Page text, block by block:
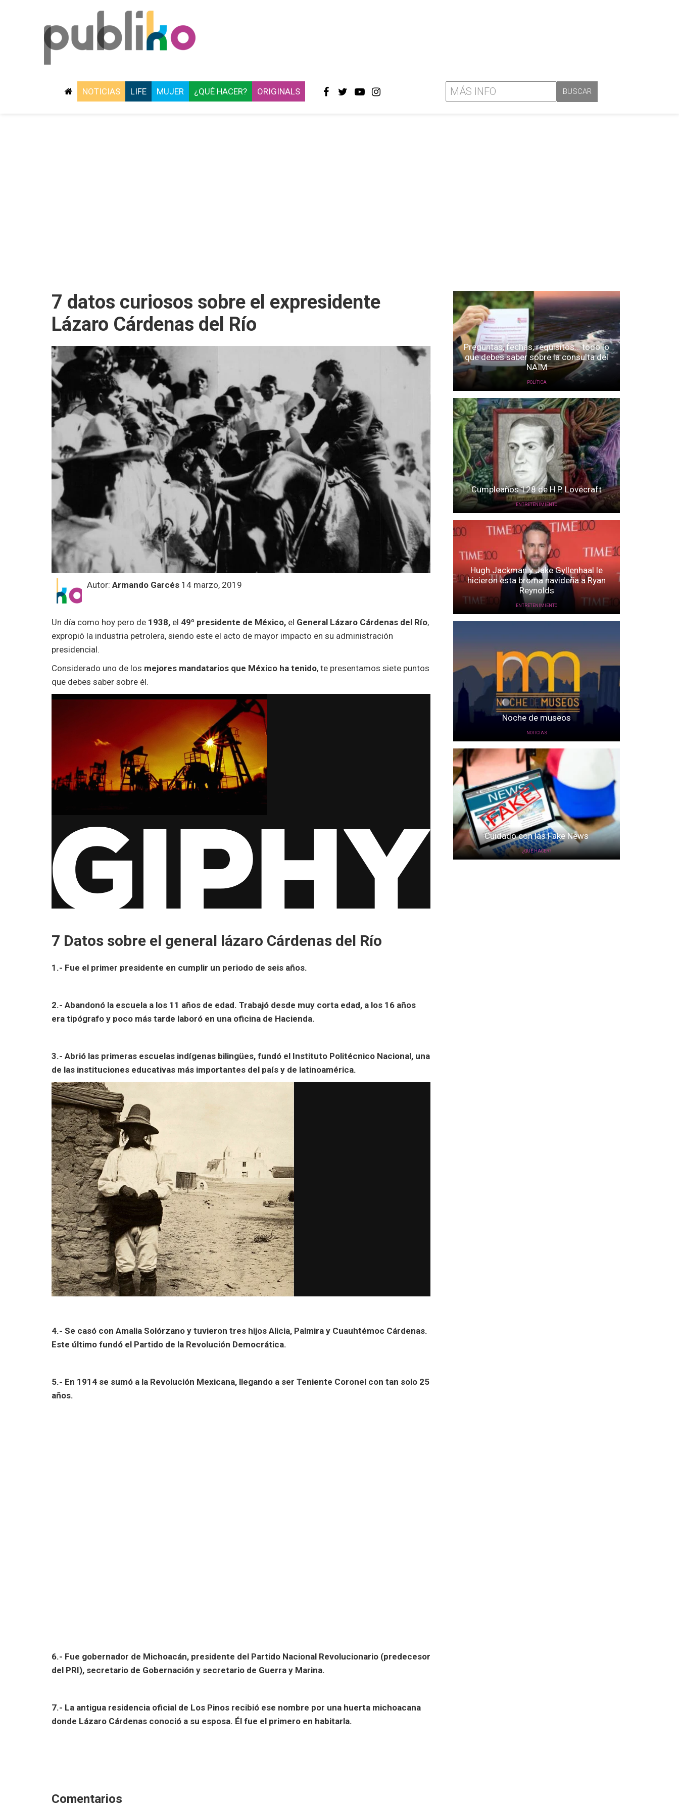
NOTICIAS LIFE MUJER ¿QUÉ HACER? ORIGINALS
7 datos curiosos sobre el expresidente
Lázaro Cárdenas del Río
Autor: Armando Garcés 14 marzo, 2019
Un día como hoy pero de 1938, el 49º presidente de México, el General Lázaro Cárdenas del Río,
expropió la industria petrolera, siendo este el acto de mayor impacto en su administración
presidencial.
Considerado uno de los mejores mandatarios que México ha tenido, te presentamos siete puntos
que debes saber sobre él.
7 Datos sobre el general lázaro Cárdenas del Río
1.- Fue el primer presidente en cumplir un periodo de seis años.
2.- Abandonó la escuela a los 11 años de edad. Trabajó desde muy corta edad, a los 16 años
era tipógrafo y poco más tarde laboró en una oficina de Hacienda.
3.- Abrió las primeras escuelas indígenas bilingües, fundó el Instituto Politécnico Nacional, una
de las instituciones educativas más importantes del país y de latinoamérica.
4.- Se casó con Amalia Solórzano y tuvieron tres hijos Alicia, Palmira y Cuauhtémoc Cárdenas.
Este último fundó el Partido de la Revolución Democrática.
5.- En 1914 se sumó a la Revolución Mexicana, llegando a ser Teniente Coronel con tan solo 25
años.
6.- Fue gobernador de Michoacán, presidente del Partido Nacional Revolucionario (predecesor
del PRI), secretario de Gobernación y secretario de Guerra y Marina.
7.- La antigua residencia oficial de Los Pinos recibió ese nombre por una huerta michoacana
donde Lázaro Cárdenas conoció a su esposa. Él fue el primero en habitarla.
Comentarios
Preguntas, fechas, requisitos… todo lo
que debes saber sobre la consulta del
NAIM
POLÍTICA
Cumpleaños 128 de H.P. Lovecraft
ENTRETENIMIENTO
Hugh Jackman y Jake Gyllenhaal le
hicieron esta broma navideña a Ryan
Reynolds
ENTRETENIMIENTO
Noche de museos
NOTICIAS
Cuidado con las Fake News
¿QUÉ HACER?